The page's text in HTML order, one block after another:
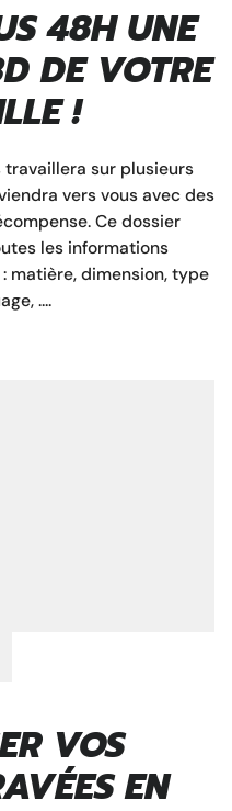
48H UNE
DE VOTRE
!
travaillera sur plusieurs
vers vous avec des
Ce dossier
les informations
matière, dimension, type
....
VOS
EN